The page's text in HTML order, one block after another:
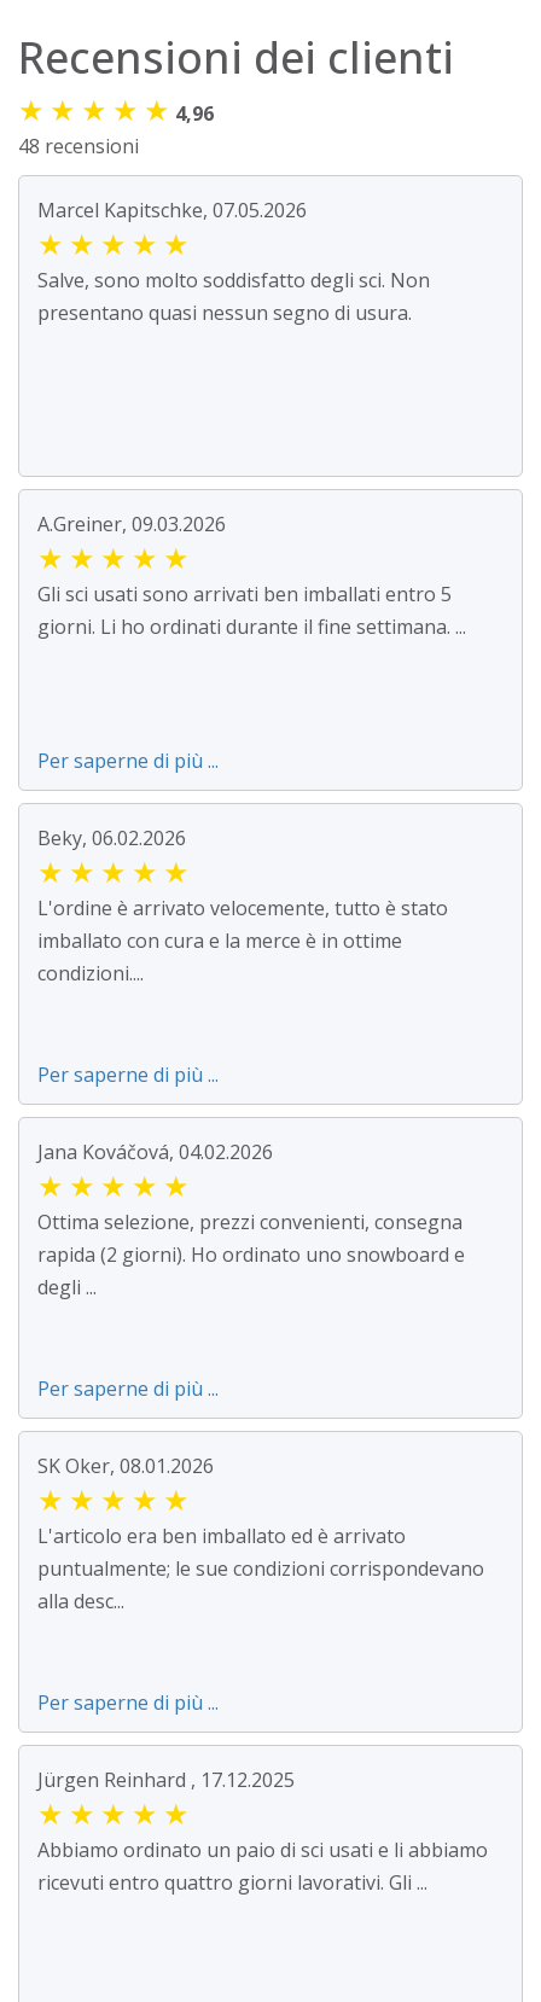
Recensioni dei clienti
★ ★ ★ ★ ★ 4,96
48 recensioni
Marcel Kapitschke, 07.05.2026
★ ★ ★ ★ ★
Salve, sono molto soddisfatto degli sci. Non
presentano quasi nessun segno di usura.
A.Greiner, 09.03.2026
★ ★ ★ ★ ★
Gli sci usati sono arrivati ben imballati entro 5
giorni. Li ho ordinati durante il fine settimana. ...
Per saperne di più ...
Beky, 06.02.2026
★ ★ ★ ★ ★
L'ordine è arrivato velocemente, tutto è stato
imballato con cura e la merce è in ottime
condizioni....
Per saperne di più ...
Jana Kováčová, 04.02.2026
★ ★ ★ ★ ★
Ottima selezione, prezzi convenienti, consegna
rapida (2 giorni). Ho ordinato uno snowboard e
degli ...
Per saperne di più ...
SK Oker, 08.01.2026
★ ★ ★ ★ ★
L'articolo era ben imballato ed è arrivato
puntualmente; le sue condizioni corrispondevano
alla desc...
Per saperne di più ...
Jürgen Reinhard , 17.12.2025
★ ★ ★ ★ ★
Abbiamo ordinato un paio di sci usati e li abbiamo
ricevuti entro quattro giorni lavorativi. Gli ...